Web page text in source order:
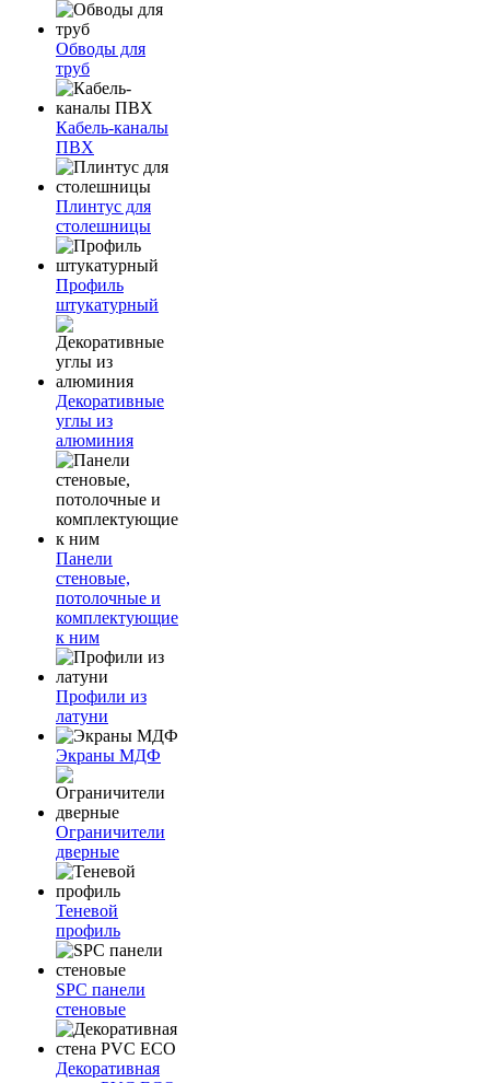
Обводы для
труб
Кабель-каналы
ПВХ
Плинтус для
столешницы
Профиль
штукатурный
Декоративные
углы из
алюминия
Панели
стеновые,
потолочные и
комплектующие
к ним
Профили из
латуни
Экраны МДФ
Ограничители
дверные
Теневой
профиль
SPC панели
стеновые
Декоративная